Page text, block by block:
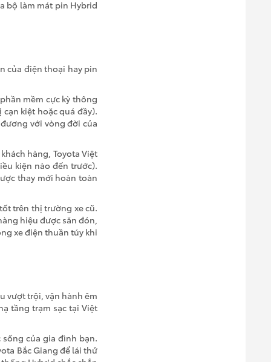
bộ làm mát pin Hybrid
của điện thoại hay pin
mềm cực kỳ thông
kiệt hoặc quá đầy).
với vòng đời của
hàng, Toyota Việt
kiện nào đến trước).
thay mới hoàn toàn
trên thị trường xe cũ.
hiệu được săn đón,
xe điện thuần túy khi
vượt trội, vận hành êm
tầng trạm sạc tại Việt
của gia đình bạn.
Bắc Giang để lái thử